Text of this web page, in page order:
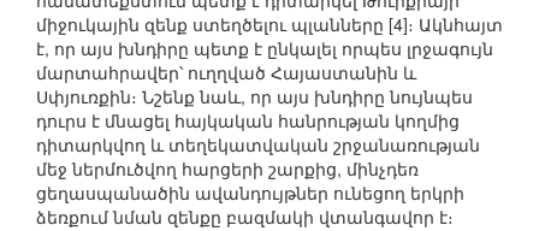
միջուկային զենք ստեղծելու պլանները [4]։ Ակնհայտ
է, որ այս խնդիրը պետք է ընկալել որպես լրջագույն
մարտահրավեր՝ ուղղված Հայաստանին և
Սփյուռքին։ Նշենք նաև, որ այս խնդիրը նույնպես
դուրս է մնացել հայկական հանրության կողմից
դիտարկվող և տեղեկատվական շրջանառության
մեջ ներմուծվող հարցերի շարքից, մինչդեռ
ցեղասպանածին ավանդույթներ ունեցող երկրի
ձեռքում նման զենքը բազմակի վտանգավոր է։